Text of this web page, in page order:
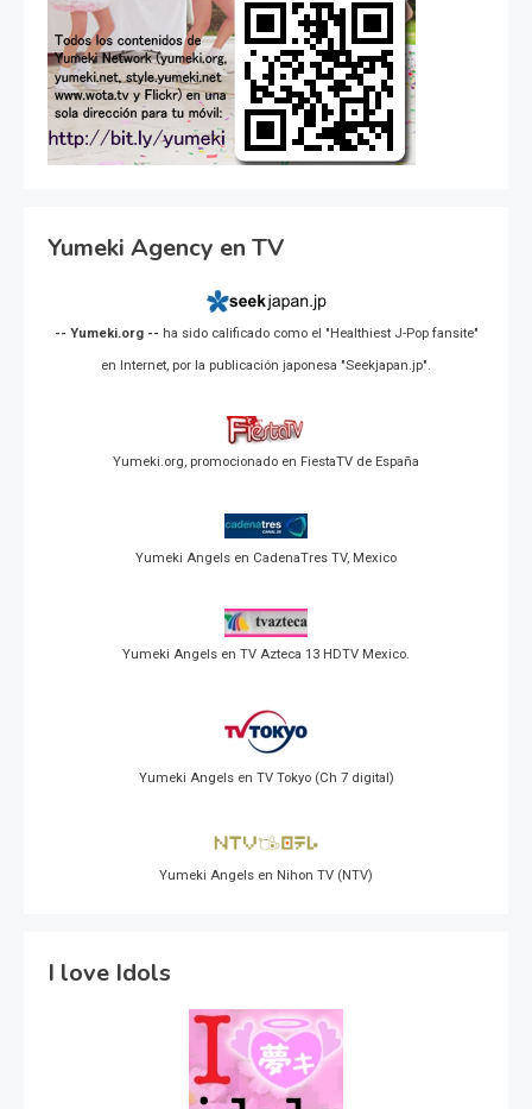
Yumeki Agency en TV
-- Yumeki.org -- ha sido calificado como el "Healthiest J-Pop fansite"
en Internet, por la publicación japonesa "Seekjapan.jp".
Yumeki.org, promocionado en FiestaTV de España
Yumeki Angels en CadenaTres TV, Mexico
Yumeki Angels en TV Azteca 13 HDTV Mexico.
Yumeki Angels en TV Tokyo (Ch 7 digital)
Yumeki Angels en Nihon TV (NTV)
I love Idols